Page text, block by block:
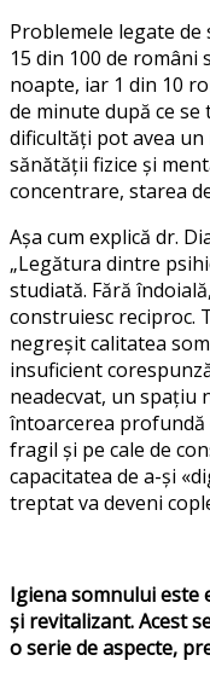
Problemele legate de
15 din 100 de români
noapte, iar 1 din 10
de minute după ce
dificultăți pot avea
sănătății fizice și
concentrare, starea
Așa cum explică dr.
„Legătura dintre
studiată. Fără
construiesc reciproc.
negreșit calitatea
insuficient
neadecvat, un spațiu
întoarcerea profundă
fragil și pe cale de
capacitatea de a-și «
treptat va deveni
Igiena somnului
și revitalizant. Acest
o serie de aspecte,